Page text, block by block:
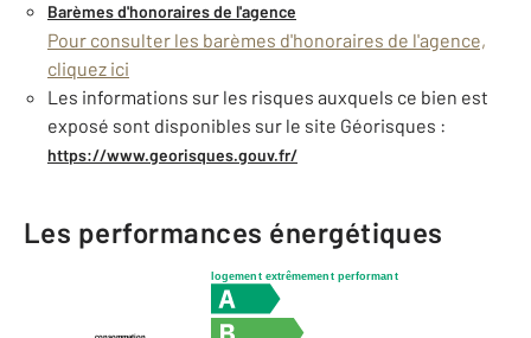
Barèmes d'honoraires de l'agence
Pour consulter les barèmes d'honoraires de l'agence,
cliquez ici
Les informations sur les risques auxquels ce bien est
exposé sont disponibles sur le site Géorisques :
https://www.georisques.gouv.fr/
Les performances énergétiques
logement extrêmement performant